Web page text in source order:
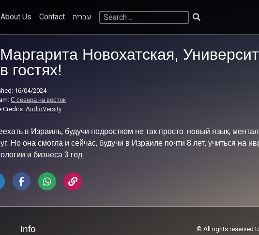
About Us Contact עברית
Search
Маргарита Новохатская,
в гостях!
16/04/2024
С севера на восток
Credits:AudioVersity
в Израиль, будучи подростком не так просто: новый язык,
Но она смогла и сейчас, будучи в Израиле почти 8 лет, учиться на
и бизнеса 3 год.
Info © All rights reserved